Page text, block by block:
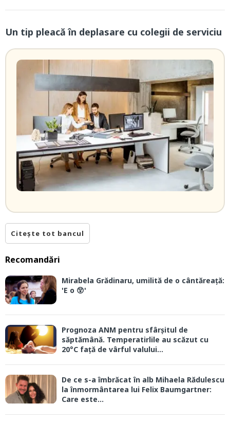
Un tip pleacă în deplasare cu colegii de serviciu
Citește tot bancul
Recomandări
Mirabela Grădinaru, umilită de o cântăreață:
'E o 😲'
Prognoza ANM pentru sfârșitul de
săptămână. Temperatirlile au scăzut cu
20°C față de vârful valului...
De ce s-a îmbrăcat în alb Mihaela Rădulescu
la înmormântarea lui Felix Baumgartner:
Care este...